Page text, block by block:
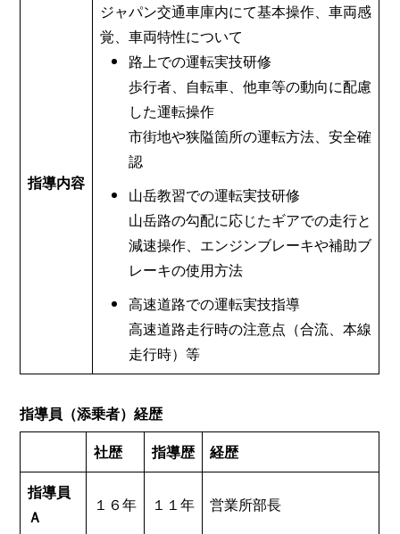
指導内容
ジャパン交通車庫内にて基本操作、車両感
覚、車両特性について
路上での運転実技研修
歩行者、自転車、他車等の動向に配慮
した運転操作
市街地や狭隘箇所の運転方法、安全確
認
山岳教習での運転実技研修
山岳路の勾配に応じたギアでの走行と
減速操作、エンジンブレーキや補助ブ
レーキの使用方法
高速道路での運転実技指導
高速道路走行時の注意点（合流、本線
走行時）等
指導員（添乗者）経歴
社歴
指導歴
経歴
指導員
Ａ
１６年 １１年 営業所部長